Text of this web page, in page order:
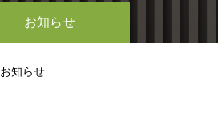
お知らせ
お知らせ